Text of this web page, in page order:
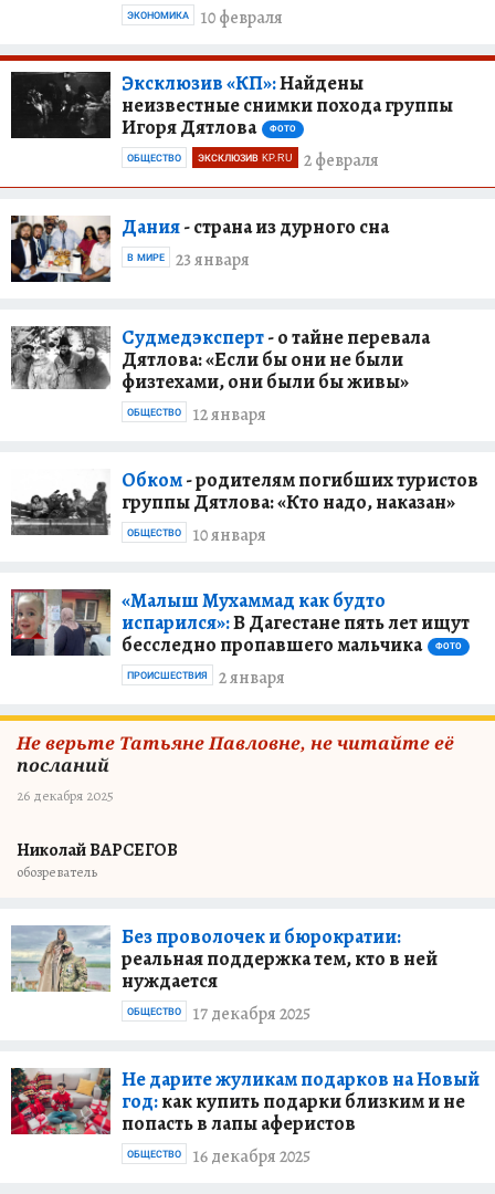
10 февраля
ЭКОНОМИКА
Эксклюзив «КП»:Найдены
неизвестные снимки похода группы
Игоря Дятлова
ФОТО
2 февраля
ОБЩЕСТВО ЭКСКЛЮЗИВ KP.RU
Дания- страна из дурного сна
23 января
В МИРЕ
Судмедэксперт- о тайне перевала
Дятлова: «Если бы они не были
физтехами, они были бы живы»
12 января
ОБЩЕСТВО
Обком- родителям погибших туристов
группы Дятлова: «Кто надо, наказан»
10 января
ОБЩЕСТВО
«Малыш Мухаммад как будто
испарился»:В Дагестане пять лет ищут
бесследно пропавшего мальчика
ФОТО
2 января
ПРОИСШЕСТВИЯ
Не верьте Татьяне Павловне, не читайте её
посланий
26 декабря 2025
Николай ВАРСЕГОВ
обозреватель
Без проволочек и бюрократии:
реальная поддержка тем, кто в ней
нуждается
17 декабря 2025
ОБЩЕСТВО
Не дарите жуликам подарков на Новый
год:как купить подарки близким и не
попасть в лапы аферистов
16 декабря 2025
ОБЩЕСТВО